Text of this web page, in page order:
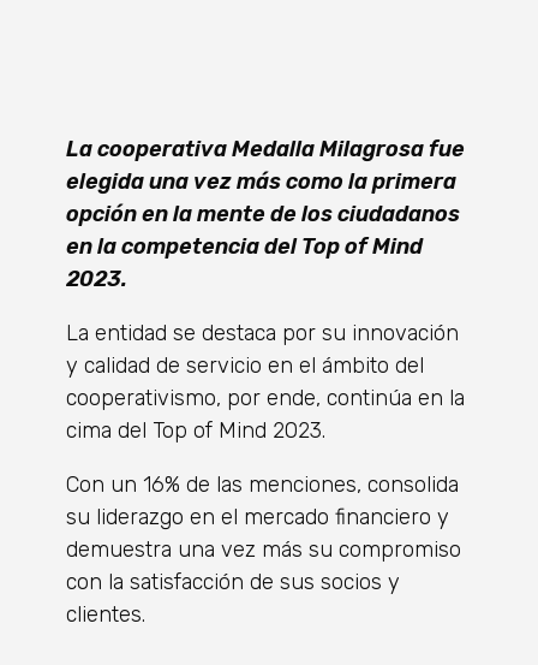
La cooperativa Medalla Milagrosa fue
elegida una vez más como la primera
opción en la mente de los ciudadanos
en la competencia del Top of Mind
2023.
La entidad se destaca por su innovación
y calidad de servicio en el ámbito del
cooperativismo, por ende, continúa en la
cima del Top of Mind 2023.
Con un 16% de las menciones, consolida
su liderazgo en el mercado financiero y
demuestra una vez más su compromiso
con la satisfacción de sus socios y
clientes.